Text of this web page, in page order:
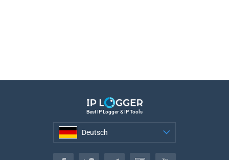
Best IP Logger & IP Tools
Deutsch
Deutsch